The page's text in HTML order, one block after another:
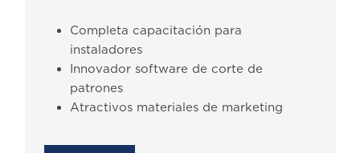
Completa capacitación para
instaladores
Innovador software de corte de
patrones
Atractivos materiales de marketing